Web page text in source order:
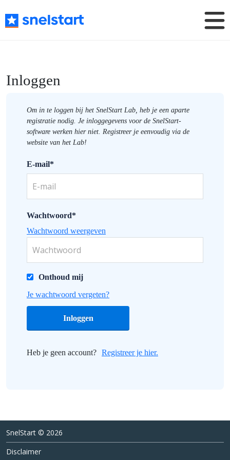
Inloggen
Om in te loggen bij het SnelStart Lab, heb je een aparte
registratie nodig. Je inloggegevens voor de SnelStart-
software werken hier niet. Registreer je eenvoudig via de
website van het Lab!
E-mail*
Wachtwoord*
Wachtwoord weergeven
Onthoud mij
Je wachtwoord vergeten?
Heb je geen account? Registreer je hier.
SnelStart © 2026
Disclaimer